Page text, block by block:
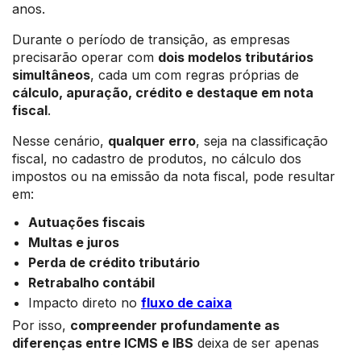
anos.
Durante o período de transição, as empresas
precisarão operar com dois modelos tributários
simultâneos, cada um com regras próprias de
cálculo, apuração, crédito e destaque em nota
fiscal.
Nesse cenário, qualquer erro, seja na classificação
fiscal, no cadastro de produtos, no cálculo dos
impostos ou na emissão da nota fiscal, pode resultar
em:
Autuações fiscais
Multas e juros
Perda de crédito tributário
Retrabalho contábil
Impacto direto no fluxo de caixa
Por isso, compreender profundamente as
diferenças entre ICMS e IBS deixa de ser apenas